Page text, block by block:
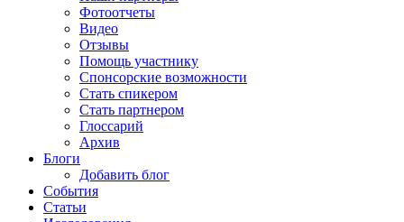
Фотоотчеты
Видео
Отзывы
Помощь участнику
Спонсорские возможности
Стать спикером
Стать партнером
Глоссарий
Архив
Блоги
Добавить блог
События
Статьи